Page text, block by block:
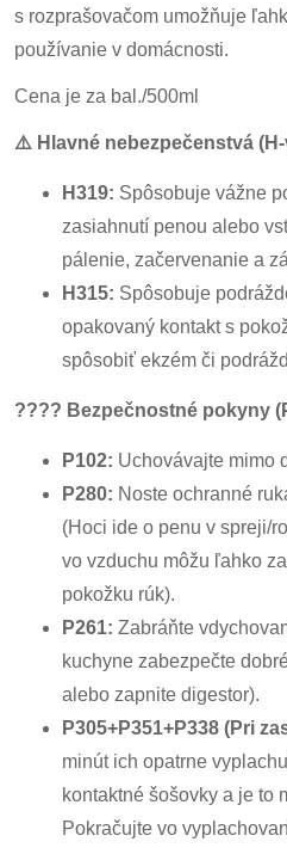
s rozprašovačom umožňuje
používanie v domácnosti.
Cena je za bal./500ml
⚠️ Hlavné nebezpečenstvá
H319: Spôsobuje vážne
zasiahnutí penou alebo
pálenie, začervenanie a
H315: Spôsobuje
opakovaný kontakt s
spôsobiť ekzém či
????️ Bezpečnostné pokyny
P102: Uchovávajte mimo
P280: Noste ochranné
(Hoci ide o penu v spreji/
vo vzduchu môžu ľahko
pokožku rúk).
P261: Zabráňte
kuchyne zabezpečte
alebo zapnite digestor).
P305+P351+P338 (Pri
minút ich opatrne
kontaktné šošovky a je to
Pokračujte vo